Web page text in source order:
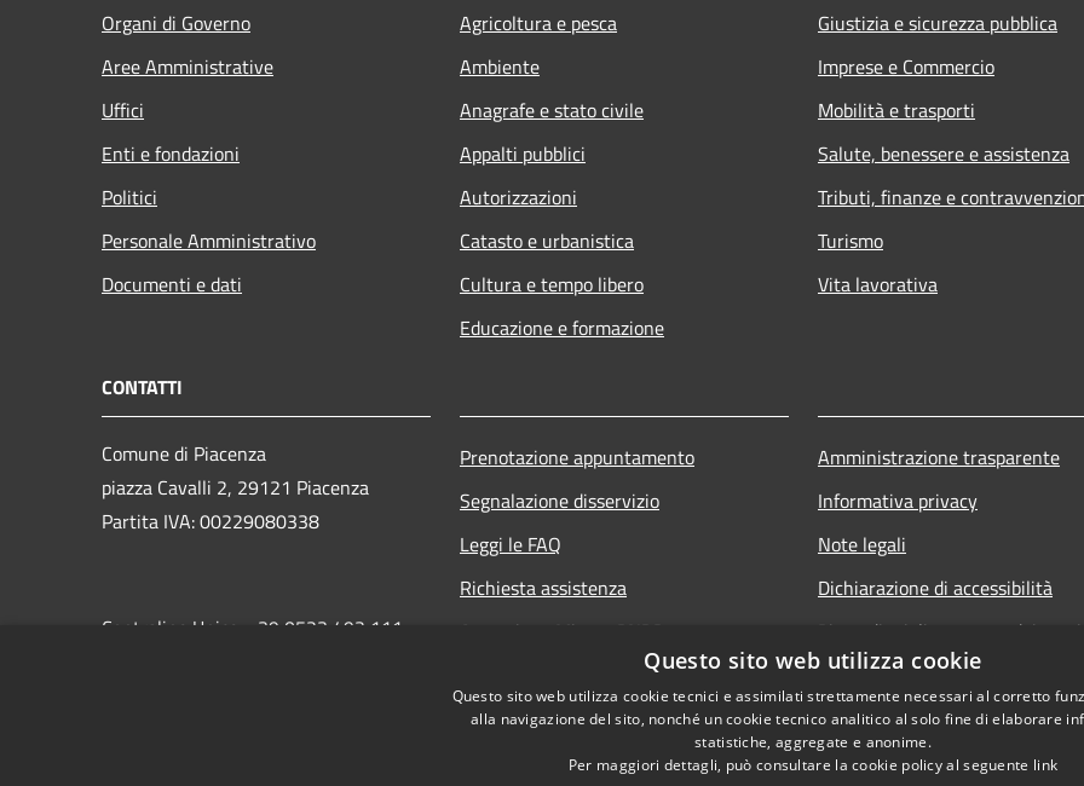
Organi di Governo
Aree Amministrative
Uffici
Enti e fondazioni
Politici
Personale Amministrativo
Documenti e dati
Agricoltura e pesca
Ambiente
Anagrafe e stato civile
Appalti pubblici
Autorizzazioni
Catasto e urbanistica
Cultura e tempo libero
Educazione e formazione
Giustizia e sicurezza pubblica
Imprese e Commercio
Mobilità e trasporti
Salute, benessere e assistenza
Tributi, finanze e
Turismo
Vita lavorativa
CONTATTI
Comune di Piacenza
piazza Cavalli 2, 29121 Piacenza
Partita IVA: 00229080338
Centralino Unico: +39 0523 492 111
protocollo.generale@cert.comune.piacenza.it
Prenotazione appuntamento
Segnalazione disservizio
Leggi le FAQ
Richiesta assistenza
Attuazione Misure PNRR
Amministrazione trasparente
Informativa privacy
Note legali
Dichiarazione di accessibilità
Piano di miglioramento dei
Newsletter
Social media
Questo sito web utilizza cookie
Questo sito web utilizza cookie tecnici e assimilati strettamente necessari al corretto
alla navigazione del sito, nonché un cookie tecnico analitico al solo fine di elaborare
statistiche, aggregate e anonime.
Per maggiori dettagli, può consultare la cookie policy al seguente link